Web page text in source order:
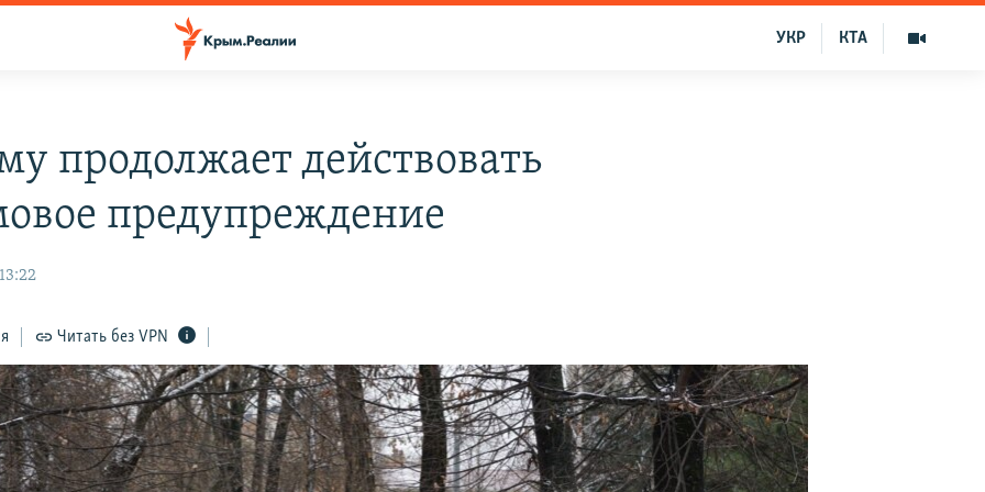
КТА
УКР
продолжает действовать
предупреждение
Читать без VPN